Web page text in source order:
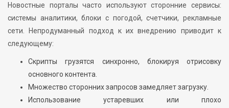
Новостные порталы часто используют сторонние сервисы:
системы аналитики, блоки с погодой, счетчики, рекламные
сети. Непродуманный подход к их внедрению приводит к
следующему:
Скрипты грузятся синхронно, блокируя отрисовку
основного контента.
Множество сторонних запросов замедляет загрузку.
Использование устаревших или плохо